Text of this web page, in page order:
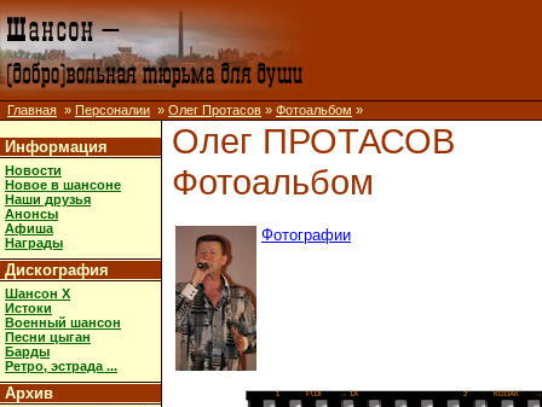
Главная » Персоналии » Олег Протасов » Фотоальбом »
Информация
Новости
Новое в шансоне
Наши друзья
Анонсы
Афиша
Награды
Дискография
Шансон X
Истоки
Военный шансон
Песни цыган
Барды
Ретро, эстрада ...
Архив
Олег ПРОТАСОВ
Фотоальбом
Фотографии
1 FUJI → 1A 2 KODAK →